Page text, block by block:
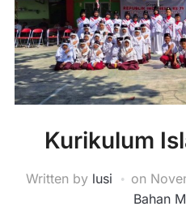
Kurikulum
Written by lusi on
Bahan